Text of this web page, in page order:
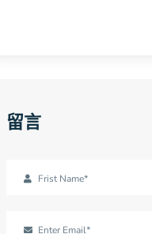
留言